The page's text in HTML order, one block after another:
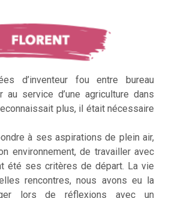
d’inventeur fou entre bureau
au service d’une agriculture dans
plus, il était nécessaire
à ses aspirations de plein air,
environnement, de travailler avec
été ses critères de départ. La vie
rencontres, nous avons eu la
lors de réflexions avec un